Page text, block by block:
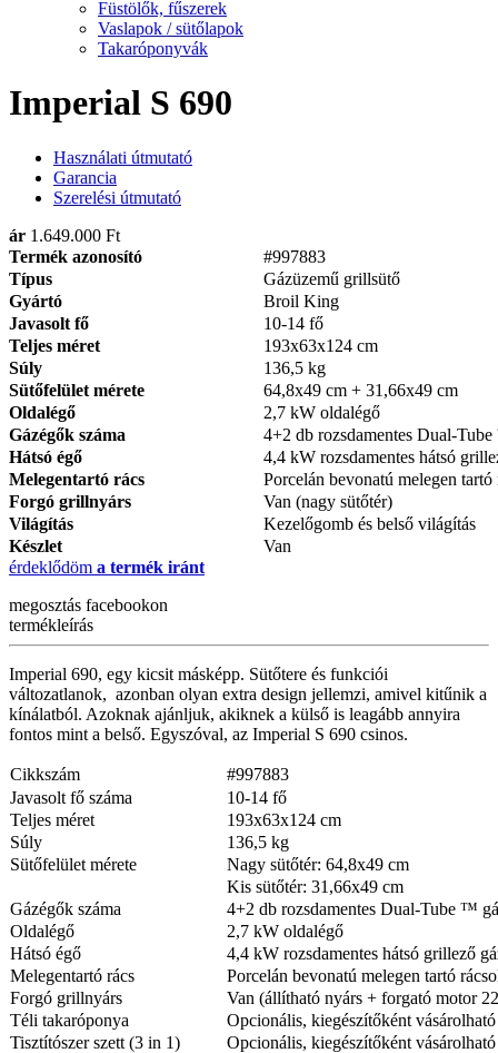
Füstölők, fűszerek
Vaslapok / sütőlapok
Takaróponyvák
Imperial S 690
Használati útmutató
Garancia
Szerelési útmutató
ár 1.649.000 Ft
Termék azonosító
#997883
Típus
Gázüzemű grillsütő
Gyártó
Broil King
Javasolt fő
10-14 fő
Teljes méret
193x63x124 cm
Súly
136,5 kg
Sütőfelület mérete
64,8x49 cm + 31,66x49 cm
Oldalégő
2,7 kW oldalégő
Gázégők száma
4+2 db rozsdamentes Dual-
Hátsó égő
4,4 kW rozsdamentes hátsó
Melegentartó rács
Porcelán bevonatú melegen tartó
Forgó grillnyárs
Van (nagy sütőtér)
Világítás
Kezelőgomb és belső világítás
Készlet
Van
érdeklődöm a termék iránt
megosztás facebookon
termékleírás
Imperial 690, egy kicsit másképp. Sütőtere és funkciói
változatlanok, azonban olyan extra design jellemzi, amivel kitűnik a
kínálatból. Azoknak ajánljuk, akiknek a külső is leagább annyira
fontos mint a belső. Egyszóval, az Imperial S 690 csinos.
Cikkszám #997883
Javasolt fő száma
10-14 fő
Teljes méret
193x63x124 cm
Súly
136,5 kg
Sütőfelület mérete
Nagy sütőtér: 64,8x49 cm
Kis sütőtér: 31,66x49 cm
Gázégők száma
4+2 db rozsdamentes Dual-Tube ™
Oldalégő
2,7 kW oldalégő
Hátsó égő
4,4 kW rozsdamentes hátsó grillező
Melegentartó rács
Porcelán bevonatú melegen tartó
Forgó grillnyárs
Van (állítható nyárs + forgató motor
Téli takaróponya
Opcionális, kiegészítőként
Tisztítószer szett (3 in 1)
Opcionális, kiegészítőként vásárolható